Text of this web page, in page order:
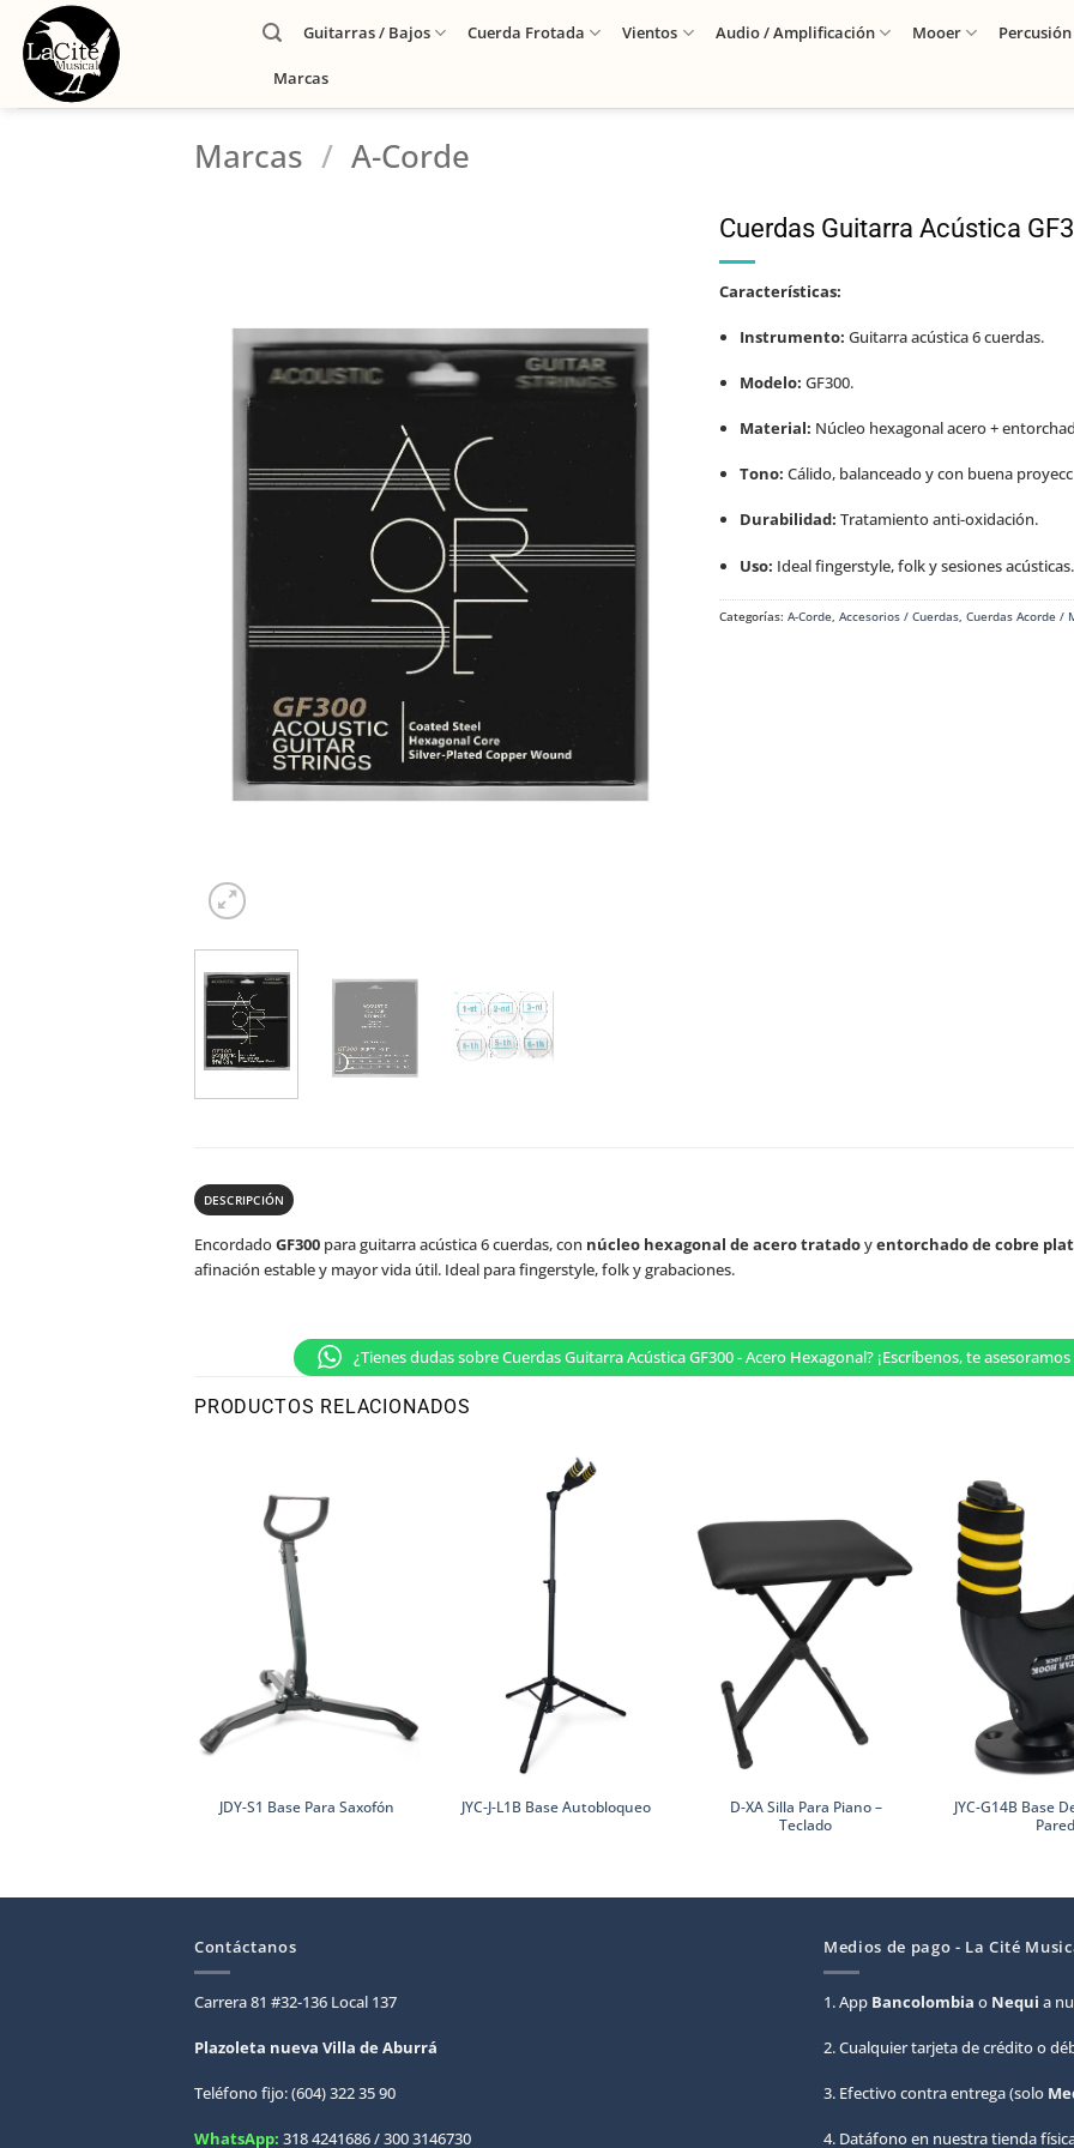
Guitarras / Bajos Cuerda Frotada Vientos Audio / Amplificación Mooer Percusión
Marcas
Marcas / A-Corde
Cuerdas Guitarra Acústica
Características:
Instrumento: Guitarra acústica 6 cuerdas.
Modelo: GF300.
Material: Núcleo hexagonal acero +
Tono: Cálido, balanceado y con buena
Durabilidad: Tratamiento anti-oxidación.
Uso: Ideal fingerstyle, folk y sesiones acústicas.
Categorías: A-Corde, Accesorios / Cuerdas, Cuerdas Acorde /
DESCRIPCIÓN
EncordadoGF300 para guitarra acústica 6 cuerdas, con núcleo hexagonal de acero tratadoyentorchado de cobre
afinación estable y mayor vida útil. Ideal para fingerstyle, folk y grabaciones.
¿Tienes dudas sobre Cuerdas Guitarra Acústica GF300 - Acero Hexagonal? ¡Escríbenos, te
PRODUCTOS RELACIONADOS
JDY-S1 Base Para Saxofón JYC-J-L1B Base Autobloqueo
D-XA Silla Para Piano –
Teclado
JYC-G14B Base
Pared
Contáctanos
Carrera 81 #32-136 Local 137
Plazoleta nueva Villa deAburrá
Teléfono fijo: (604) 322 35 90
WhatsApp: 318 4241686 / 300 3146730
Medios de pago - La Cité
1. App Bancolombia o Nequi a
2. Cualquier tarjeta de crédito o
3. Efectivo contra entrega (solo
4. Datáfono en nuestra tienda